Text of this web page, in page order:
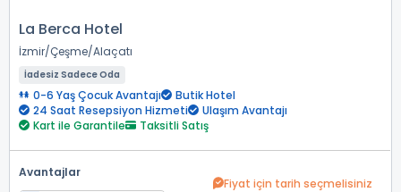
La Berca Hotel
İzmir Çeşme Alaçatı
İadesiz Sadece Oda
0-6 Yaş Çocuk Avantajı
Butik Hotel
24 Saat Resepsiyon Hizmeti
Ulaşım Avantajı
Kart ile Garantile
Taksitli Satış
Avantajlar
Fiyat için tarih seçmelisiniz